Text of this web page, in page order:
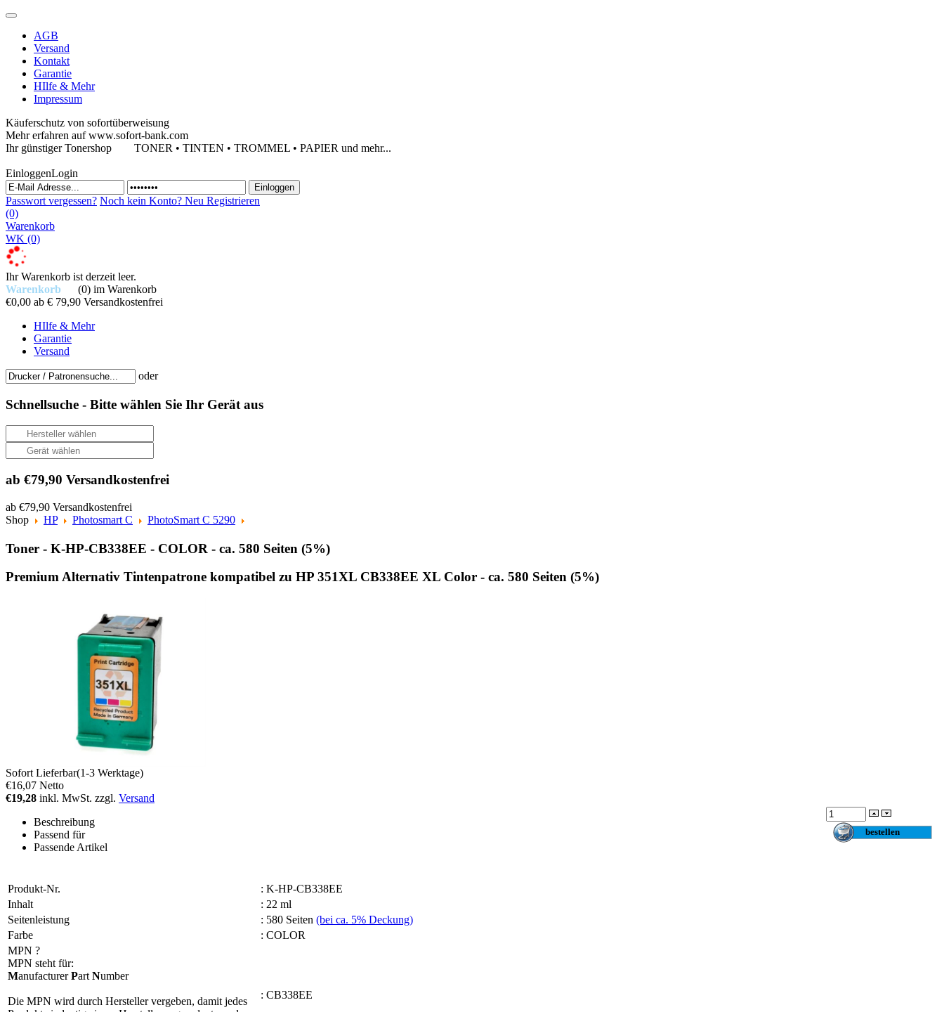
AGB
Versand
Kontakt
Garantie
HIlfe & Mehr
Impressum
Käuferschutz von sofortüberweisung
Mehr erfahren auf www.sofort-bank.com
Ihr günstiger Tonershop TONER • TINTEN • TROMMEL • PAPIER und mehr...
EinloggenLogin
Passwort vergessen? Noch kein Konto? Neu Registrieren
(0)
Warenkorb
WK (0)
Ihr Warenkorb ist derzeit leer.
Warenkorb
(0) im Warenkorb
€0,00 ab € 79,90 Versandkostenfrei
HIlfe & Mehr
Garantie
Versand
oder
Schnellsuche - Bitte wählen Sie Ihr Gerät aus
ab €79,90 Versandkostenfrei
ab €79,90 Versandkostenfrei
Shop
HP Photosmart C PhotoSmart C 5290
Toner - K-HP-CB338EE - COLOR - ca. 580 Seiten (5%)
Premium Alternativ Tintenpatrone kompatibel zu HP 351XL CB338EE XL Color - ca. 580 Seiten (5%)
Sofort Lieferbar(1-3 Werktage)
€16,07 Netto
€19,28 inkl. MwSt. zzgl. Versand
Beschreibung
Passend für
Passende Artikel
Produkt-Nr. : K-HP-CB338EE
Inhalt
: 22 ml
Seitenleistung
: 580 Seiten (bei ca. 5% Deckung)
Farbe
: COLOR
MPN ?
MPN steht für:
ManufacturerPart Number
Die MPN wird durch Hersteller vergeben, damit jedes
: CB338EE